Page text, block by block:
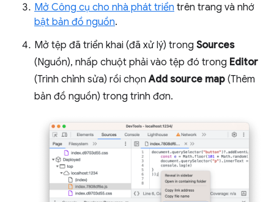
Mở Công cụ cho nhà phát triển trên trang và nhớ
bật bản đồ nguồn.
Mở tệp đã triển khai (đã xử lý) trong Sources
(Nguồn), nhấp chuột phải vào tệp đó trong Editor
(Trình chỉnh sửa) rồi chọnAdd source map (Thêm
bản đồ nguồn) trong trình đơn.